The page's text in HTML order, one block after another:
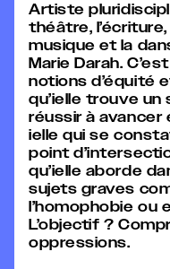
Artiste
théâtre,
musique et la
Marie Darah.
notions d’équité
qu’ielle trouve un
réussir à avancer
ielle qui se
point
qu’ielle aborde
sujets graves
l’homophobie ou
L’objectif ?
oppressions.